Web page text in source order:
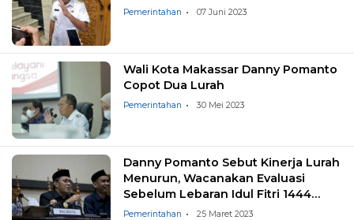
Pemerintahan 07 Juni 2023
Wali Kota Makassar Danny Pomanto
Copot Dua Lurah
Pemerintahan 30 Mei 2023
Danny Pomanto Sebut Kinerja Lurah
Menurun, Wacanakan Evaluasi
Sebelum Lebaran Idul Fitri 1444
Hijriah
Pemerintahan 25 Maret 2023